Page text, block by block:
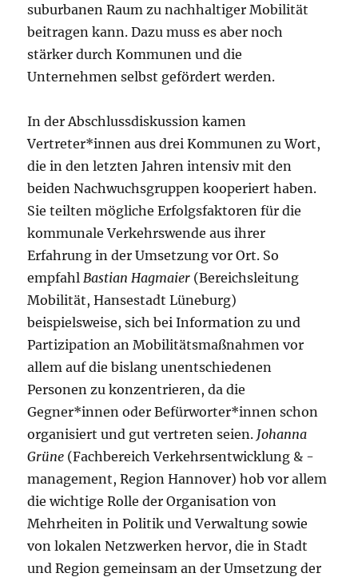
suburbanen Raum zu nachhaltiger Mobilität
beitragen kann. Dazu muss es aber noch
stärker durch Kommunen und die
Unternehmen selbst gefördert werden.
In der Abschlussdiskussion kamen
Vertreter*innen aus drei Kommunen zu Wort,
die in den letzten Jahren intensiv mit den
beiden Nachwuchsgruppen kooperiert haben.
Sie teilten mögliche Erfolgsfaktoren für die
kommunale Verkehrswende aus ihrer
Erfahrung in der Umsetzung vor Ort. So
empfahl Bastian Hagmaier (Bereichsleitung
Mobilität, Hansestadt Lüneburg)
beispielsweise, sich bei Information zu und
Partizipation an Mobilitätsmaßnahmen vor
allem auf die bislang unentschiedenen
Personen zu konzentrieren, da die
Gegner*innen oder Befürworter*innen schon
organisiert und gut vertreten seien. Johanna
Grüne (Fachbereich Verkehrsentwicklung & -
management, Region Hannover) hob vor allem
die wichtige Rolle der Organisation von
Mehrheiten in Politik und Verwaltung sowie
von lokalen Netzwerken hervor, die in Stadt
und Region gemeinsam an der Umsetzung der